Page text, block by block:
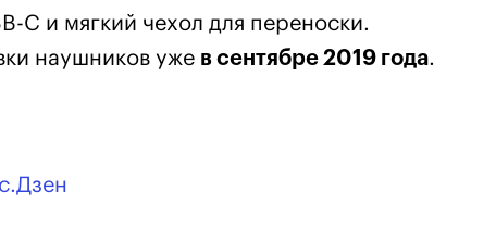
C и мягкий чехол для переноски.
наушников уже в сентябре 2019 года.